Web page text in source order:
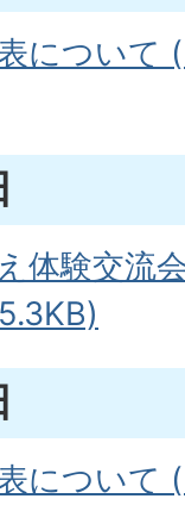
について
体験交流
について